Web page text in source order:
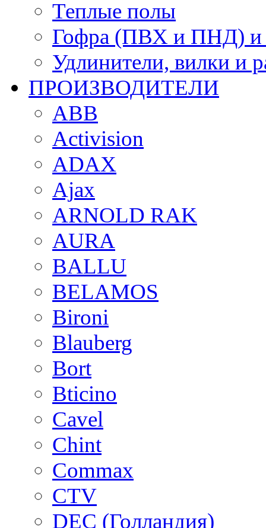
Теплые полы
Гофра (ПВХ и ПНД) и
Удлинители, вилки и
ПРОИЗВОДИТЕЛИ
ABB
Activision
ADAX
Ajax
ARNOLD RAK
AURA
BALLU
BELAMOS
Bironi
Blauberg
Bort
Bticino
Cavel
Chint
Commax
CTV
DEC (Голландия)